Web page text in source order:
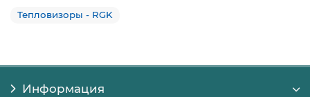
Тепловизоры - RGK
Информация